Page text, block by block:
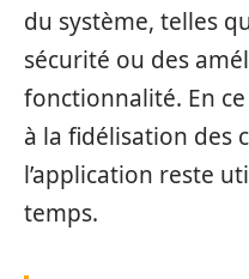
du système, telles
sécurité ou des
fonctionnalité. En
à la fidélisation des
l’application reste
temps.